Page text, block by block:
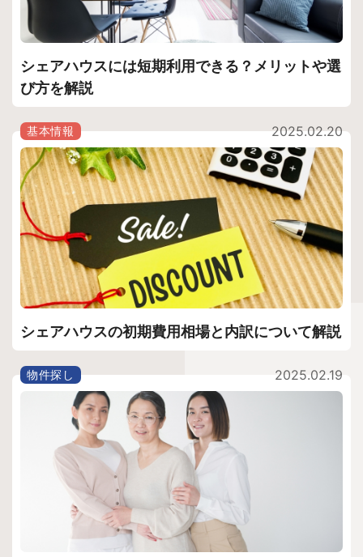
シェアハウスには短期利用できる？メリットや選
び方を解説
2025.02.20
基本情報
シェアハウスの初期費用相場と内訳について解説
2025.02.19
物件探し